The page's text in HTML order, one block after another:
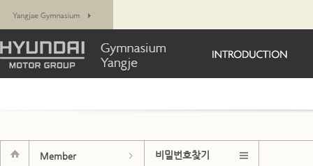
Member 비밀번호찾기